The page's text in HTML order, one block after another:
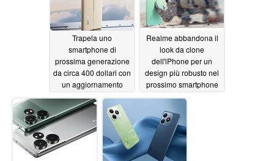
Trapela uno
smartphone di
prossima generazione
da circa 400 dollari con
un aggiornamento
della ricarica
generazionale
07/01/2024
Realme abbandona il
look da clone
dell'iPhone per un
design più robusto nel
prossimo smartphone
economico